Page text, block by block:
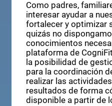
Como padres,
interesar ayudar a
fortalecer y optimizar
quizás no
conocimientos
plataforma de
la posibilidad de
para la coordinación
realizar las
resultados de forma
disponible a partir de